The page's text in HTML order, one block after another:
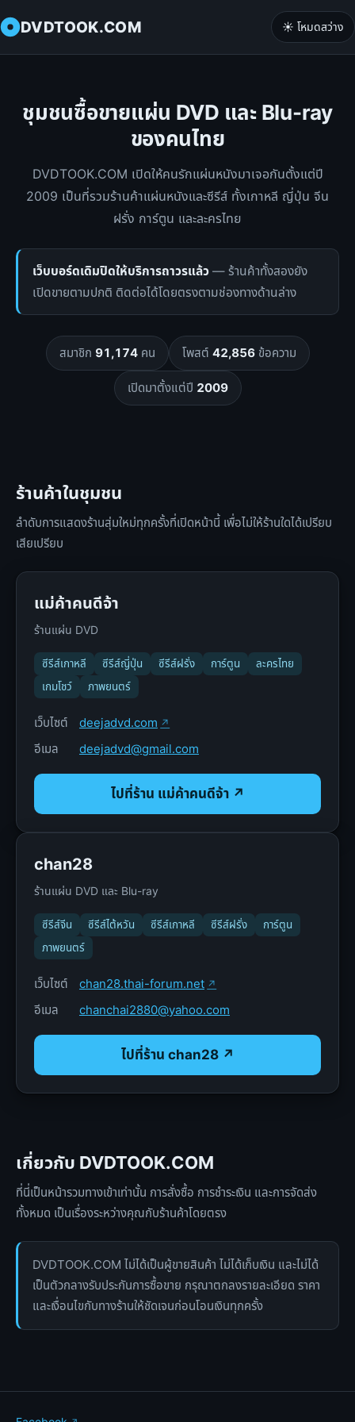
DVDTOOK.COM ☀️ โหมดสว่าง
ชุมชนซื้อขายแผ่น DVD และ Blu-ray
ของคนไทย
DVDTOOK.COM เปิดให้คนรักแผ่นหนังมาเจอกันตั้งแต่ปี
2009 เป็นที่รวมร้านค้าแผ่นหนังและซีรีส์ ทั้งเกาหลี ญี่ปุ่น จีน
ฝรั่ง การ์ตูน และละครไทย
เว็บบอร์ดเดิมปิดให้บริการถาวรแล้ว — ร้านค้าทั้งสองยัง
เปิดขายตามปกติ ติดต่อได้โดยตรงตามช่องทางด้านล่าง
สมาชิก 91,174คน โพสต์ 42,856ข้อความ
เปิดมาตั้งแต่ปี 2009
ร้านค้าในชุมชน
ลำดับการแสดงร้านสุ่มใหม่ทุกครั้งที่เปิดหน้านี้ เพื่อไม่ให้ร้านใดได้เปรียบ
เสียเปรียบ
แม่ค้าคนดีจ้า
ร้านแผ่น DVD
ซีรีส์เกาหลี ซีรีส์ญี่ปุ่น ซีรีส์ฝรั่ง การ์ตูน
ละครไทย
เกมโชว์
ภาพยนตร์
เว็บไซต์
deejadvd.com
อีเมล
deejadvd@gmail.com
ไปที่ร้าน แม่ค้าคนดีจ้า ↗
chan28
ร้านแผ่น DVD และ Blu-ray
ซีรีส์จีน ซีรีส์ไต้หวัน ซีรีส์เกาหลี ซีรีส์ฝรั่ง
การ์ตูน
ภาพยนตร์
เว็บไซต์
chan28.thai-forum.net
อีเมล
chanchai2880@yahoo.com
ไปที่ร้าน chan28 ↗
เกี่ยวกับ DVDTOOK.COM
ที่นี่เป็นหน้ารวมทางเข้าเท่านั้น การสั่งซื้อ การชำระเงิน และการจัดส่ง
ทั้งหมด เป็นเรื่องระหว่างคุณกับร้านค้าโดยตรง
DVDTOOK.COM ไม่ได้เป็นผู้ขายสินค้า ไม่ได้เก็บเงิน และไม่ได้
เป็นตัวกลางรับประกันการซื้อขาย กรุณาตกลงรายละเอียด ราคา
และเงื่อนไขกับทางร้านให้ชัดเจนก่อนโอนเงินทุกครั้ง